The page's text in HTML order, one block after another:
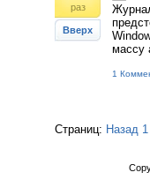
раз
Вверх
массу
1
Страниц: Назад 1